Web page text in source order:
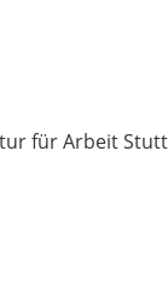
für Arbeit